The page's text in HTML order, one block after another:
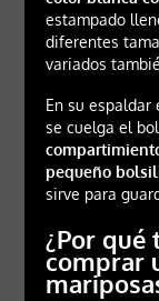
estampado
diferentes
variados
En su
se cuelga el
pequeño
sirve para
¿Por qué
comprar